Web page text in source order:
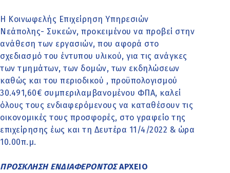
Η Κοινωφελής Επιχείρηση Υπηρεσιών
Νεάπολης- Συκεών, προκειμένου να προβεί στην
ανάθεση των εργασιών, που αφορά στο
σχεδιασμό του έντυπου υλικού, για τις ανάγκες
των τμημάτων, των δομών, των εκδηλώσεων
καθώς και του περιοδικού , προϋπολογισμού
30.491,60€ συμπεριλαμβανομένου ΦΠΑ, καλεί
όλους τους ενδιαφερόμενους να καταθέσουν τις
οικονομικές τους προσφορές, στο γραφείο της
επιχείρησης έως και τη Δευτέρα 11/4/2022 & ώρα
10.00π.μ.
ΠΡΟΣΚΛΗΣΗ ΕΝΔΙΑΦΕΡΟΝΤΟΣΑΡΧΕΙΟ